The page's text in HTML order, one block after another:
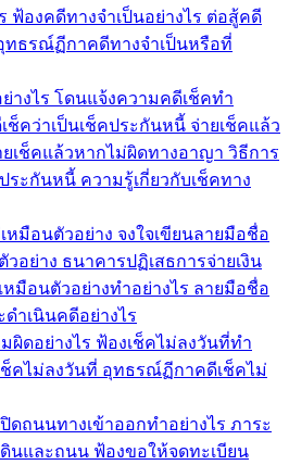
ฟ้องคดีทางจำเป็นอย่างไร ต่อสู้คดี
ทธรณ์ฏีกาคดีทางจำเป็นหรือที่
างไร โดนแจ้งความคดีเช็คทำ
ช็คว่าเป็นเช็คประกันหนี้ จ่ายเช็คแล้ว
เช็คแล้วหากไม่ผิดทางอาญา วิธีการ
ะกันหนี้ ความรู้เกี่ยวกับเช็คทาง
หมือนตัวอย่าง จงใจเขียนลายมือชื่อ
อย่าง ธนาคารปฏิเสธการจ่ายเงิน
หมือนตัวอย่างทำอย่างไร ลายมือชื่อ
ำเนินคดีอย่างไร
ผิดอย่างไร ฟ้องเช็คไม่ลงวันที่ทำ
ช็คไม่ลงวันที่ อุทธรณ์ฏีกาคดีเช็คไม่
ดถนนทางเข้าออกทำอย่างไร ภาระ
ดินและถนน ฟ้องขอให้จดทะเบียน